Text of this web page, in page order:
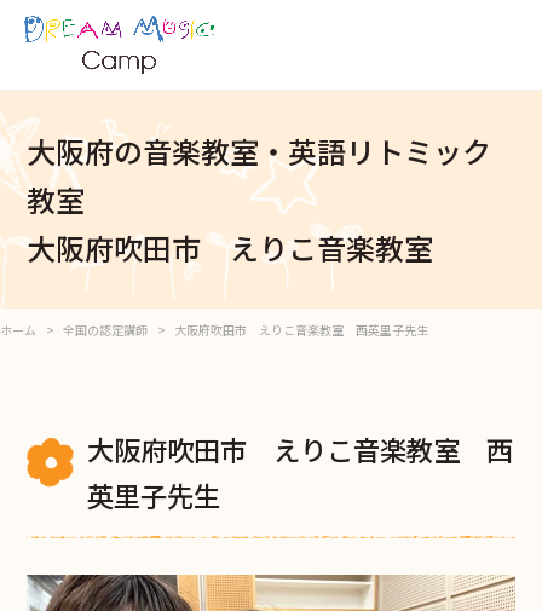
大阪府の音楽教室・英語リトミック
教室
大阪府吹田市 えりこ音楽教室
ホーム 全国の認定講師 大阪府吹田市 えりこ音楽教室 西英里子先生
大阪府吹田市 えりこ音楽教室 西
英里子先生